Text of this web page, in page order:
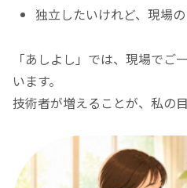
独立したいけれど、現場
「あしよし」では、現場でご
います。
技術者が増えることが、私の